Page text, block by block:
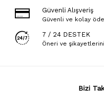
Güvenli Alışveriş
Güvenli ve kolay
7 / 24 DESTEK
Öneri ve
Bizi